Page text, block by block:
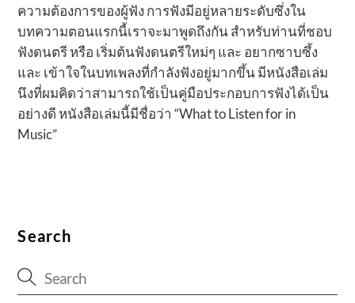
ความต้องการของผู้ฟัง การฟังมีอยู่หลายระดับซึ่งใน
บทความตอนแรกนี้เราจะมาพูดถึงกัน สำหรับท่านที่ชอบ
ฟังดนตรี หรือ เริ่มต้นฟังดนตรีใหม่ๆ และ อยากซาบซึ้ง
และ เข้าใจในบทเพลงที่กำลังฟังอยู่มากขึ้น มีหนังสือเล่ม
นึงที่ผมคิดว่าสามารถใช้เป็นคู่มือประกอบการฟังได้เป็น
อย่างดี หนังสือเล่มนี้มีชื่อว่า “What to Listen for in
Music”
Search